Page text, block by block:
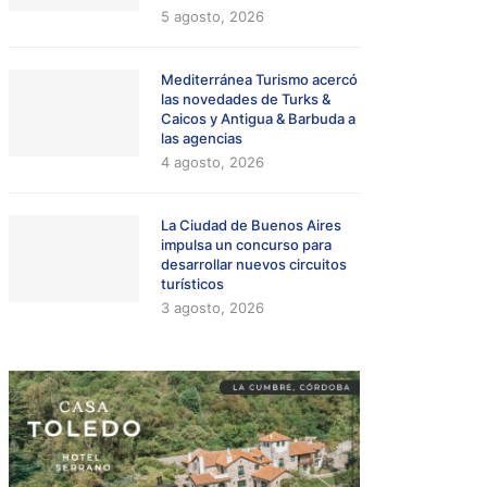
5 agosto, 2026
Mediterránea Turismo acercó
las novedades de Turks &
Caicos y Antigua & Barbuda a
las agencias
4 agosto, 2026
La Ciudad de Buenos Aires
impulsa un concurso para
desarrollar nuevos circuitos
turísticos
3 agosto, 2026